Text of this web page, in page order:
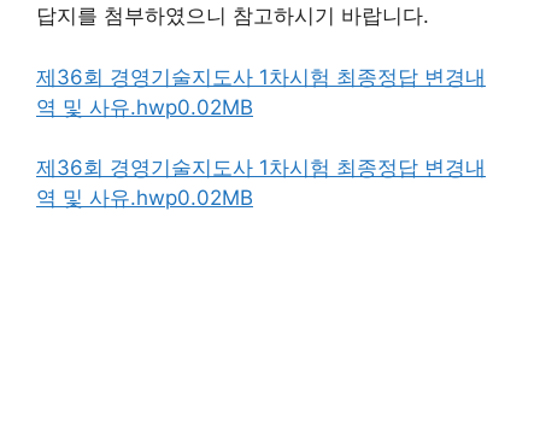
답지를 첨부하였으니 참고하시기 바랍니다.
제36회 경영기술지도사 1차시험 최종정답 변경내
역 및 사유.hwp0.02MB
제36회 경영기술지도사 1차시험 최종정답 변경내
역 및 사유.hwp0.02MB